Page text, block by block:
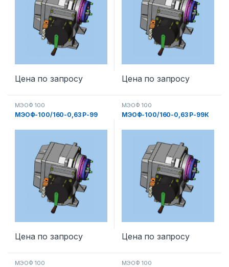
Цена по запросу Цена по запросу
МЭОФ 100
МЭОФ-100/160-0,63 Р-99
Цена по запросу
МЭОФ 100
МЭОФ-100/160-0,63 Р-99К
Цена по запросу
МЭОФ 100 МЭОФ 100